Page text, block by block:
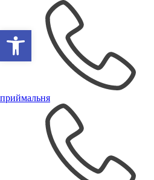
приймальня
Відкрити Панель інструментів